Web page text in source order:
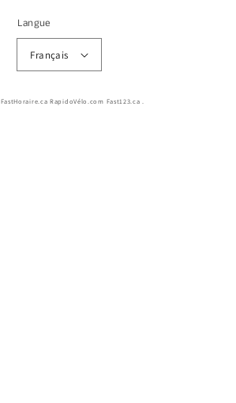
Langue
Français
FastHoraire.ca RapidoVélo.com Fast123.ca